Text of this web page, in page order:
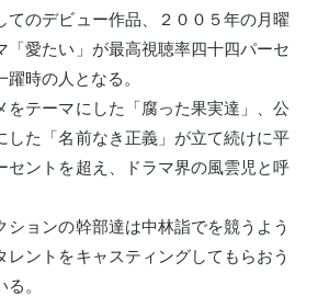
てのデビュー作品、２００５年の月曜
「愛たい」が最高視聴率四十四パーセ
時の人となる。
をテーマにした「腐った果実達」、公
した「名前なき正義」が立て続けに平
セントを超え、ドラマ界の風雲児と呼
ションの幹部達は中林詣でを競うよう
レントをキャスティングしてもらおう
。